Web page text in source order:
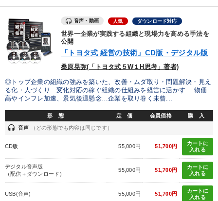
音声・動画 人気 ダウンロード対応
世界一企業が実践する組織と現場力を高める手法を
公開
「トヨタ式 経営の技術」CD版・デジタル版
桑原晃弥(「トヨタ式５W１H思考」著者)
◎トップ企業の組織の強みを築いた、改善・ムダ取り・問題解決・見え
る化・人づくり…変化対応の稼ぐ組織の仕組みを経営に活かす 物価
高やインフレ加速、景気後退懸念…企業を取り巻く未曾...
形 態 定 価 会員価格 購 入
headset 音声 （どの形態でも内容は同じです）
CD版 55,000円 51,700円
カートに
入れる
デジタル音声版
（配信＋ダウンロード）
55,000円 51,700円
カートに
入れる
USB(音声) 55,000円 51,700円
カートに
入れる